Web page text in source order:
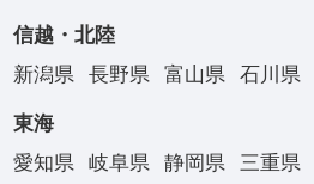
信越・北陸
新潟県
長野県 富山県 石川県
東海
愛知県
岐阜県 静岡県 三重県